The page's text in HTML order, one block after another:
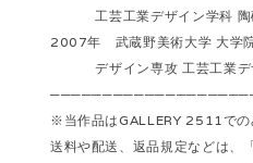
工芸工業デザイン学科 陶
2007年 武蔵野美術大学 大学
デザイン専攻 工芸工業デ
※当作品はGALLERY 2511での
送料や配送、返品規定などは、